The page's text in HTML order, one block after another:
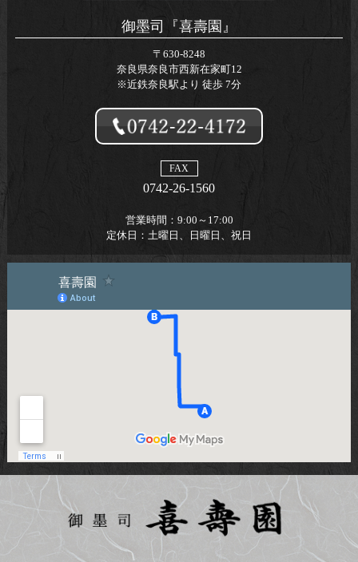
御墨司『喜壽園』
〒630-8248
奈良県奈良市西新在家町12
※近鉄奈良駅より 徒歩 7分
FAX
0742-26-1560
営業時間： 9:00～17:00
定休日： 土曜日、日曜日、祝日